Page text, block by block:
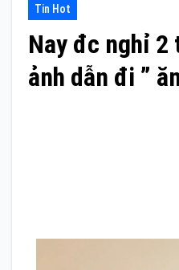
Tin Hot
Nay đc nghỉ
ảnh dẫn đi ”